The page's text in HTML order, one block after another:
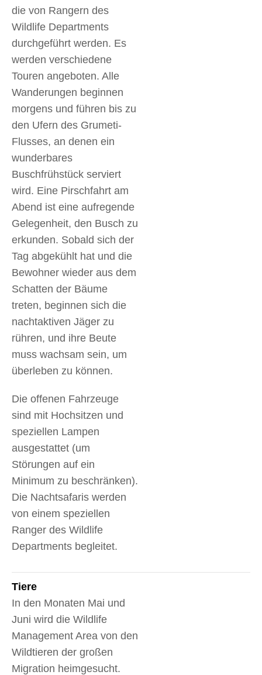
die von Rangern des
Wildlife Departments
durchgeführt werden. Es
werden verschiedene
Touren angeboten. Alle
Wanderungen beginnen
morgens und führen bis zu
den Ufern des Grumeti-
Flusses, an denen ein
wunderbares
Buschfrühstück serviert
wird. Eine Pirschfahrt am
Abend ist eine aufregende
Gelegenheit, den Busch zu
erkunden. Sobald sich der
Tag abgekühlt hat und die
Bewohner wieder aus dem
Schatten der Bäume
treten, beginnen sich die
nachtaktiven Jäger zu
rühren, und ihre Beute
muss wachsam sein, um
überleben zu können.
Die offenen Fahrzeuge
sind mit Hochsitzen und
speziellen Lampen
ausgestattet (um
Störungen auf ein
Minimum zu beschränken).
Die Nachtsafaris werden
von einem speziellen
Ranger des Wildlife
Departments begleitet.
Tiere
In den Monaten Mai und
Juni wird die Wildlife
Management Area von den
Wildtieren der großen
Migration heimgesucht.